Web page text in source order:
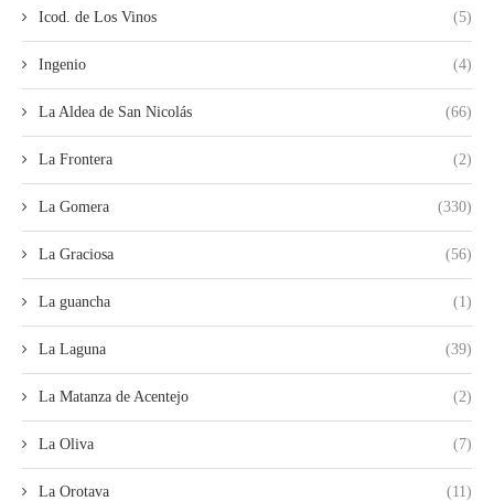
Icod. de Los Vinos (5)
Ingenio (4)
La Aldea de San Nicolás (66)
La Frontera (2)
La Gomera (330)
La Graciosa (56)
La guancha (1)
La Laguna (39)
La Matanza de Acentejo (2)
La Oliva (7)
La Orotava (11)